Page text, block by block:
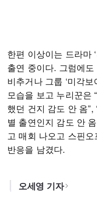
한편 이상이는 드라마
출연 중이다. 그럼에
비추거나 그룹 ‘미각
모습을 보고 누리꾼은
했던 건지 감도 안 옴
별 출연인지 감도 안
고 매회 나오고 스핀
반응을 남겼다.
오세영 기자